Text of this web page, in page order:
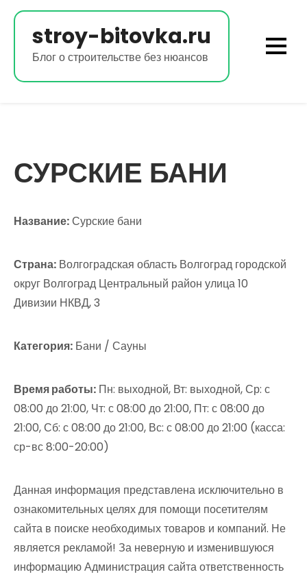
Перейти
содержимому
stroy-bitovka.ru
Блог о строительстве без нюансов
СУРСКИЕ БАНИ
Название:Сурские бани
Страна: Волгоградская область Волгоград городской
округ Волгоград Центральный район улица 10
Дивизии НКВД, 3
Категория: Бани / Сауны
Время работы: Пн: выходной, Вт: выходной, Ср: с
08:00 до 21:00, Чт: с 08:00 до 21:00, Пт: с 08:00 до
21:00, Сб: с 08:00 до 21:00, Вс: с 08:00 до 21:00 (касса:
ср-вс 8:00-20:00)
Данная информация представлена исключительно в
ознакомительных целях для помощи посетителям
сайта в поиске необходимых товаров и компаний. Не
является рекламой! За неверную и изменившуюся
информацию Администрация сайта ответственность